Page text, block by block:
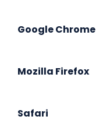
Google Chrome
Mozilla Firefox
Safari